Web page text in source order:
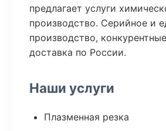
предлагает услуги
производство. Серийное и
производство,
доставка по России.
Наши услуги
Плазменная резка